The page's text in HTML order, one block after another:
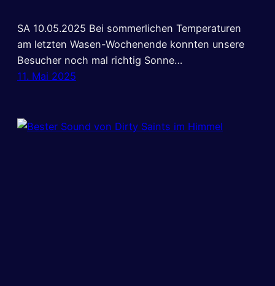
SA 10.05.2025 Bei sommerlichen Temperaturen
am letzten Wasen-Wochenende konnten unsere
Besucher noch mal richtig Sonne…
11. Mai 2025